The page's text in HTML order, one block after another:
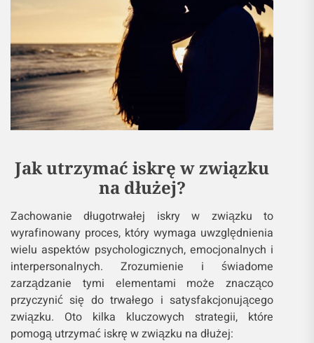
Jak utrzymać iskrę w związku
na dłużej?
Zachowanie długotrwałej iskry w związku to
wyrafinowany proces, który wymaga uwzględnienia
wielu aspektów psychologicznych, emocjonalnych i
interpersonalnych. Zrozumienie i świadome
zarządzanie tymi elementami może znacząco
przyczynić się do trwałego i satysfakcjonującego
związku. Oto kilka kluczowych strategii, które
pomogą utrzymać iskrę w związku na dłużej: